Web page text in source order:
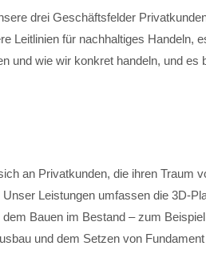
drei Geschäftsfelder
Leitlinien für nachhaltiges Handeln,
und wie wir konkret handeln, und es
an Privatkunden, die ihren Traum
Leistungen umfassen die 3D-
Bauen im Bestand – zum
und dem Setzen von Fundament